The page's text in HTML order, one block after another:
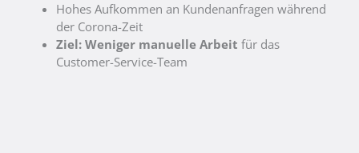
Hohes Aufkommen an Kundenanfragen während
der Corona-Zeit
Ziel: Weniger manuelle Arbeit für das
Customer-Service-Team